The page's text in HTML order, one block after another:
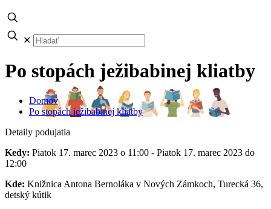
✕
Po stopách ježibabinej kliatby
Domov
Po stopách ježibabinej kliatby
Detaily podujatia
Kedy: Piatok 17. marec 2023 o 11:00 - Piatok 17. marec 2023 do
12:00
Kde: Knižnica Antona Bernoláka v Nových Zámkoch, Turecká 36,
detský kútik